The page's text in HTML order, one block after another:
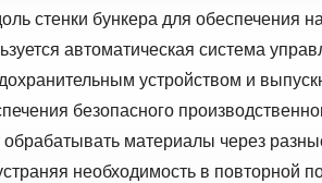
стенки бункера для обеспечения
автоматическая система
устройством и
безопасного
материалы через
необходимость в повторной